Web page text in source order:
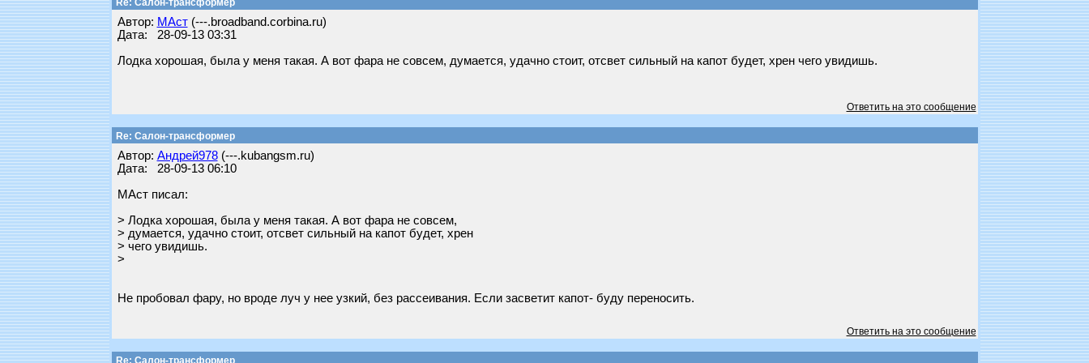
Re: Салон-трансформер
Автор: МАст(---.broadband.corbina.ru)
Дата: 28-09-13 03:31
Лодка хорошая, была у меня такая. А вот фара не совсем, думается, удачно стоит, отсвет сильный на капот будет, хрен чего увидишь.
Ответить на это сообщение
Re: Салон-трансформер
Автор: Андрей978(---.kubangsm.ru)
Дата: 28-09-13 06:10
МАст писал:
> Лодка хорошая, была у меня такая. А вот фара не совсем,
> думается, удачно стоит, отсвет сильный на капот будет, хрен
> чего увидишь.
>
Не пробовал фару, но вроде луч у нее узкий, без рассеивания. Если засветит капот- буду переносить.
Ответить на это сообщение
Re: Салон-трансформер